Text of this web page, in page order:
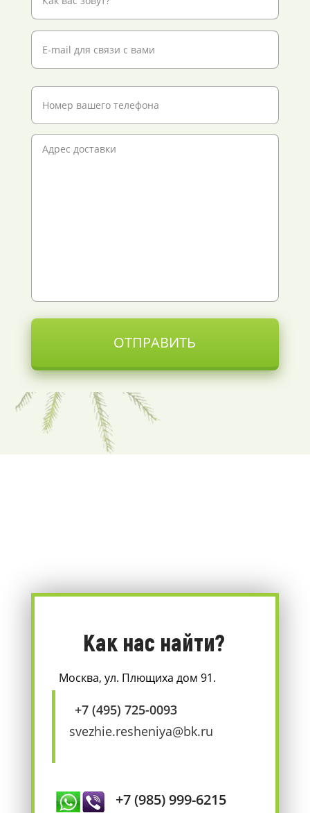
ОТПРАВИТЬ
Как нас найти?
Москва, ул. Плющиха дом 91.
+7 (495) 725-0093
svezhie.resheniya@bk.ru
+7 (985) 999-6215